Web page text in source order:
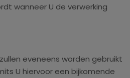
wanneer U de verwerking
eveneens worden gebruikt
U hiervoor een bijkomende